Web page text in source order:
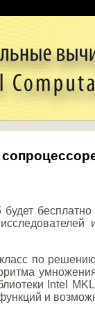
по
Intel
и